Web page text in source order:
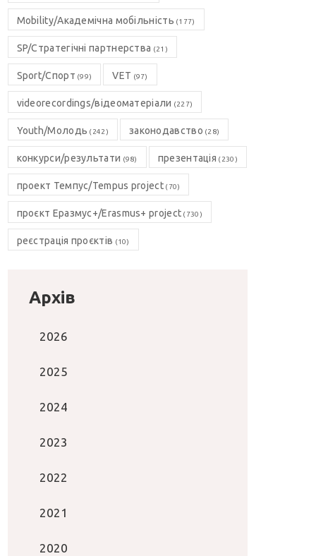
Mobility/Академічна мобільність (177)
SP/Стратегічні партнерства (21)
Sport/Спорт (99) VET (97)
videorecordings/відеоматеріали (227)
Youth/Молодь (242) законодавство (28)
конкурси/результати (98) презентація (230)
проект Темпус/Tempus project(70)
проєкт Еразмус+/Erasmus+ project (730)
реєстрація проєктів (10)
Архів
2026
2025
2024
2023
2022
2021
2020